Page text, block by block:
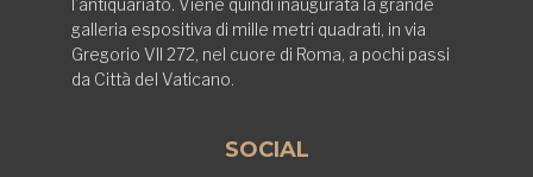
l’antiquariato. Viene quindi inaugurata la grande
galleria espositiva di mille metri quadrati, in via
Gregorio VII 272, nel cuore di Roma, a pochi passi
da Città del Vaticano.
SOCIAL